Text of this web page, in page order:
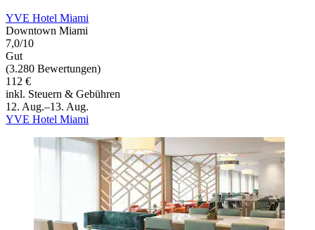
YVE Hotel Miami
Downtown Miami
7,0/10
Gut
(3.280 Bewertungen)
112 €
inkl. Steuern & Gebühren
12. Aug.–13. Aug.
YVE Hotel Miami